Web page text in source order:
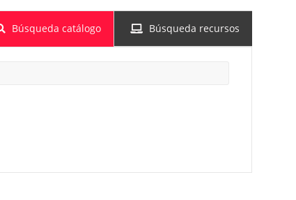
Búsqueda catálogo Búsqueda recursos